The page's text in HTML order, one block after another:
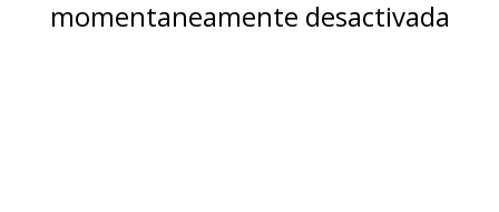
momentaneamente desactivada